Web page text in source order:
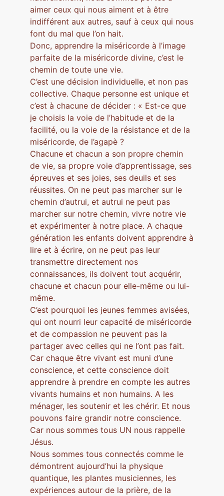
aimer ceux qui nous aiment et à être
indifférent aux autres, sauf à ceux qui nous
font du mal que l’on hait.
Donc, apprendre la miséricorde à l’image
parfaite de la miséricorde divine, c’est le
chemin de toute une vie.
C’est une décision individuelle, et non pas
collective. Chaque personne est unique et
c’est à chacune de décider : « Est-ce que
je choisis la voie de l’habitude et de la
facilité, ou la voie de la résistance et de la
miséricorde, de l’agapè ?
Chacune et chacun a son propre chemin
de vie, sa propre voie d’apprentissage, ses
épreuves et ses joies, ses deuils et ses
réussites. On ne peut pas marcher sur le
chemin d’autrui, et autrui ne peut pas
marcher sur notre chemin, vivre notre vie
et expérimenter à notre place. A chaque
génération les enfants doivent apprendre à
lire et à écrire, on ne peut pas leur
transmettre directement nos
connaissances, ils doivent tout acquérir,
chacune et chacun pour elle-même ou lui-
même.
C’est pourquoi les jeunes femmes avisées,
qui ont nourri leur capacité de miséricorde
et de compassion ne peuvent pas la
partager avec celles qui ne l’ont pas fait.
Car chaque être vivant est muni d’une
conscience, et cette conscience doit
apprendre à prendre en compte les autres
vivants humains et non humains. A les
ménager, les soutenir et les chérir. Et nous
pouvons faire grandir notre conscience.
Car nous sommes tous UN nous rappelle
Jésus.
Nous sommes tous connectés comme le
démontrent aujourd’hui la physique
quantique, les plantes musiciennes, les
expériences autour de la prière, de la